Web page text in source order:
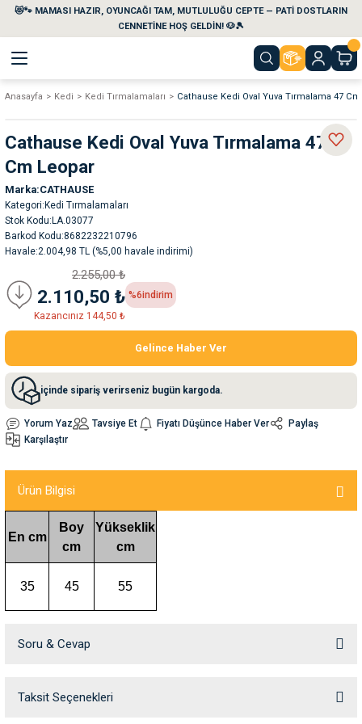
😻🐾 MAMASI HAZIR, OYUNCAĞI TAM, MUTLULUĞU CEPTE — PATİ DOSTLARIN
CENNETİNE HOŞ GELDİN! 🐶🎾
Geri Dön
Geri Dön
Temizlik Ürünleri
Seyahat Ürünleri
Geri Dön
Geri Dön
Geri Dön
Geri Dön
Anasayfa Kedi Kedi Tırmalamaları Cathause Kedi Oval Yuva Tırmalama 47
Cathause Kedi Oval Yuva Tırmalama 47
Cm Leopar
Marka CATHAUSE
Kategori Kedi Tırmalamaları
Stok Kodu LA.03077
Barkod Kodu 8682232210796
Havale 2.004,98 TL (%5,00 havale indirimi)
2.255,00 ₺
2.110,50 ₺
Kazancınız 144,50 ₺
%6indirim
Gelince Haber Ver
içinde sipariş verirseniz bugün kargoda.
Yorum Yaz Tavsiye Et Fiyatı Düşünce Haber Ver
Paylaş
Karşılaştır
Ürün Bilgisi
En cm
Boy
cm
Yükseklik
cm
35 45 55
Soru & Cevap
Ürün hakkında henüz soru sorulmamış.
Taksit Seçenekleri